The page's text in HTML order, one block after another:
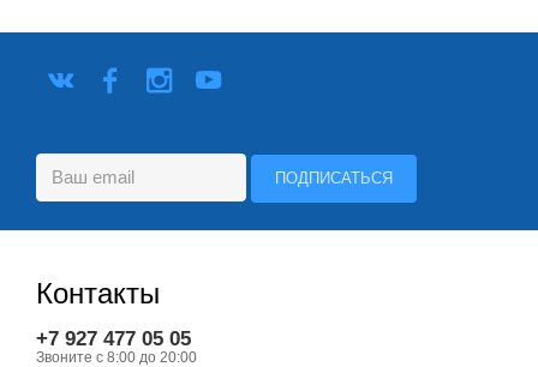
Контакты
+7 927 477 05 05
Звоните с 8:00 до 20:00